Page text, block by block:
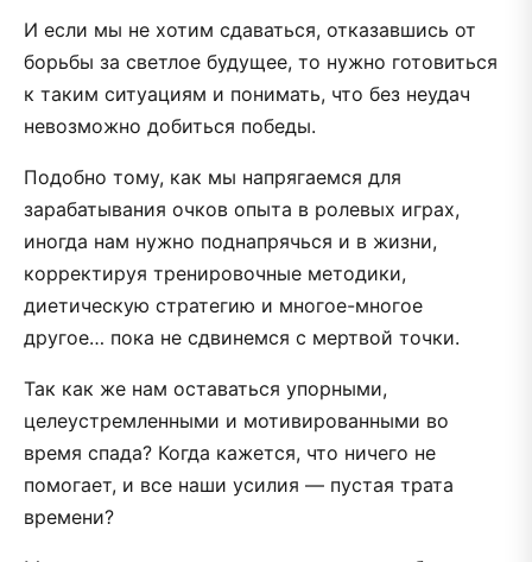
И если мы не хотим сдаваться, отказавшись от
борьбы за светлое будущее, то нужно готовиться
к таким ситуациям и понимать, что без неудач
невозможно добиться победы.
Подобно тому, как мы напрягаемся для
зарабатывания очков опыта в ролевых играх,
иногда нам нужно поднапрячься и в жизни,
корректируя тренировочные методики,
диетическую стратегию и многое-многое
другое… пока не сдвинемся с мертвой точки.
Так как же нам оставаться упорными,
целеустремленными и мотивированными во
время спада? Когда кажется, что ничего не
помогает, и все наши усилия — пустая трата
времени?